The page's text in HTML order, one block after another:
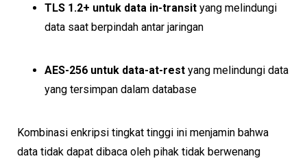
TLS 1.2+ untuk data in-transit yang melindungi
data saat berpindah antar jaringan
AES-256 untuk data-at-rest yang melindungi data
yang tersimpan dalam database
Kombinasi enkripsi tingkat tinggi ini menjamin bahwa
data tidak dapat dibaca oleh pihak tidak berwenang